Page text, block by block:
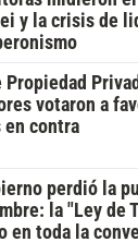
y la crisis de
Propiedad
votaron a
en contra
perdió la
la "Ley de
en toda la